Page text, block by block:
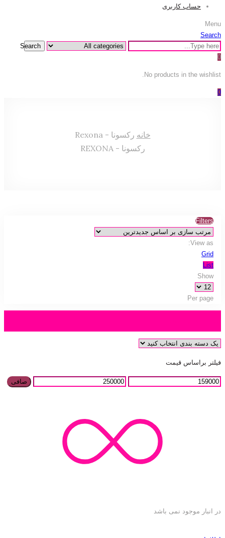
حساب کاربری
Menu
Search
Search
0
No products in the wishlist.
0
خانه رکسونا - Rexona
رکسونا - REXONA
Filters
View as:
Grid
List
Show
Per page
فیلتر براساس قیمت
صافی
در انبار موجود نمی باشد